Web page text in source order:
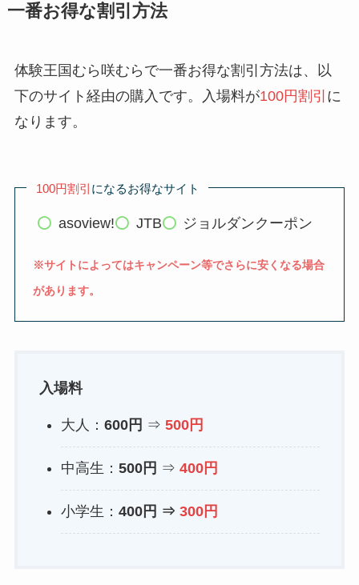
一番お得な割引方法
体験王国むら咲むらで一番お得な割引方法は、以
下のサイト経由の購入です。入場料が100円割引 に
なります。
100円割引 になるお得なサイト
asoview! JTB ジョルダンクーポン
※サイトによってはキャンペーン等でさらに安くなる場合
があります。
入場料
大人： 600円 ⇒ 500円
中高生： 500円 ⇒ 400円
小学生： 400円 ⇒ 300円